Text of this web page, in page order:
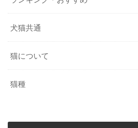
犬猫共通
猫について
猫種